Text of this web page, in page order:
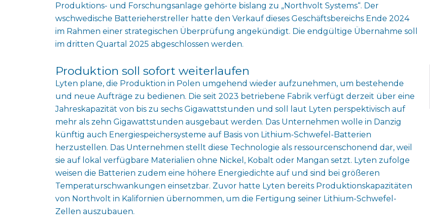
Produktions- und Forschungsanlage gehörte bislang zu „Northvolt Systems“. Der
wschwedische Batterieherstreller hatte den Verkauf dieses Geschäftsbereichs Ende 2024
im Rahmen einer strategischen Überprüfung angekündigt. Die endgültige Übernahme soll
im dritten Quartal 2025 abgeschlossen werden.
Produktion soll sofort weiterlaufen
Lyten plane, die Produktion in Polen umgehend wieder aufzunehmen, um bestehende
und neue Aufträge zu bedienen. Die seit 2023 betriebene Fabrik verfügt derzeit über eine
Jahreskapazität von bis zu sechs Gigawattstunden und soll laut Lyten perspektivisch auf
mehr als zehn Gigawattstunden ausgebaut werden. Das Unternehmen wolle in Danzig
künftig auch Energiespeichersysteme auf Basis von Lithium-Schwefel-Batterien
herzustellen. Das Unternehmen stellt diese Technologie als ressourcenschonend dar, weil
sie auf lokal verfügbare Materialien ohne Nickel, Kobalt oder Mangan setzt. Lyten zufolge
weisen die Batterien zudem eine höhere Energiedichte auf und sind bei größeren
Temperaturschwankungen einsetzbar. Zuvor hatte Lyten bereits Produktionskapazitäten
von Northvolt in Kalifornien übernommen, um die Fertigung seiner Lithium-Schwefel-
Zellen auszubauen.